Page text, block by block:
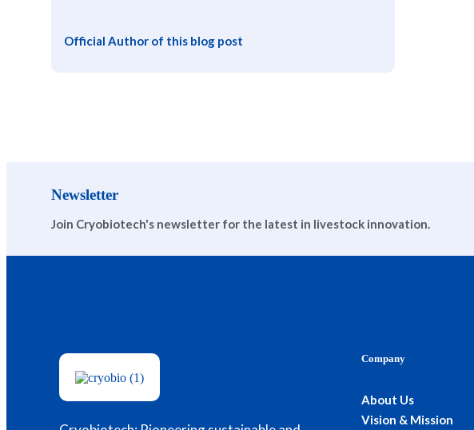
Official Author of this blog post
Newsletter
Join Cryobiotech's newsletter for the latest in livestock innovation.
Company
About Us
Vision & Mission